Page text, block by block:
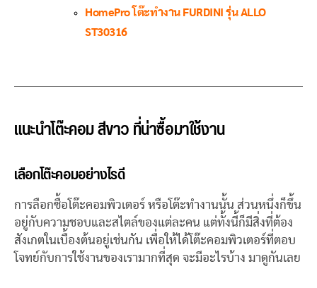
HomePro โต๊ะทำงาน FURDINI รุ่น ALLO
ST30316
แนะนำโต๊ะคอมสีขาว ที่น่าซื้อมาใช้งาน
เลือกโต๊ะคอมอย่างไรดี
การลือกซื้อโต๊ะคอมพิวเตอร์ หรือโต๊ะทำงานนั้น ส่วนหนึ่งก็ขึ้น
อยู่กับความชอบและสไตล์ของแต่ละคน แต่ทั้งนี้ก็มีสิ่งที่ต้อง
สังเกตในเบื้องต้นอยู่เช่นกัน เพื่อให้ได้โต๊ะคอมพิวเตอร์ที่ตอบ
โจทย์กับการใช้งานของเรามากที่สุด จะมีอะไรบ้าง มาดูกันเลย